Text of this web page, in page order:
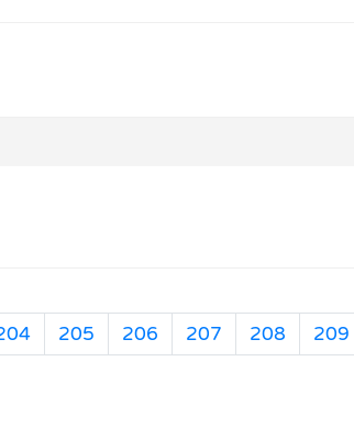
頁次) 205 206 207 208 209